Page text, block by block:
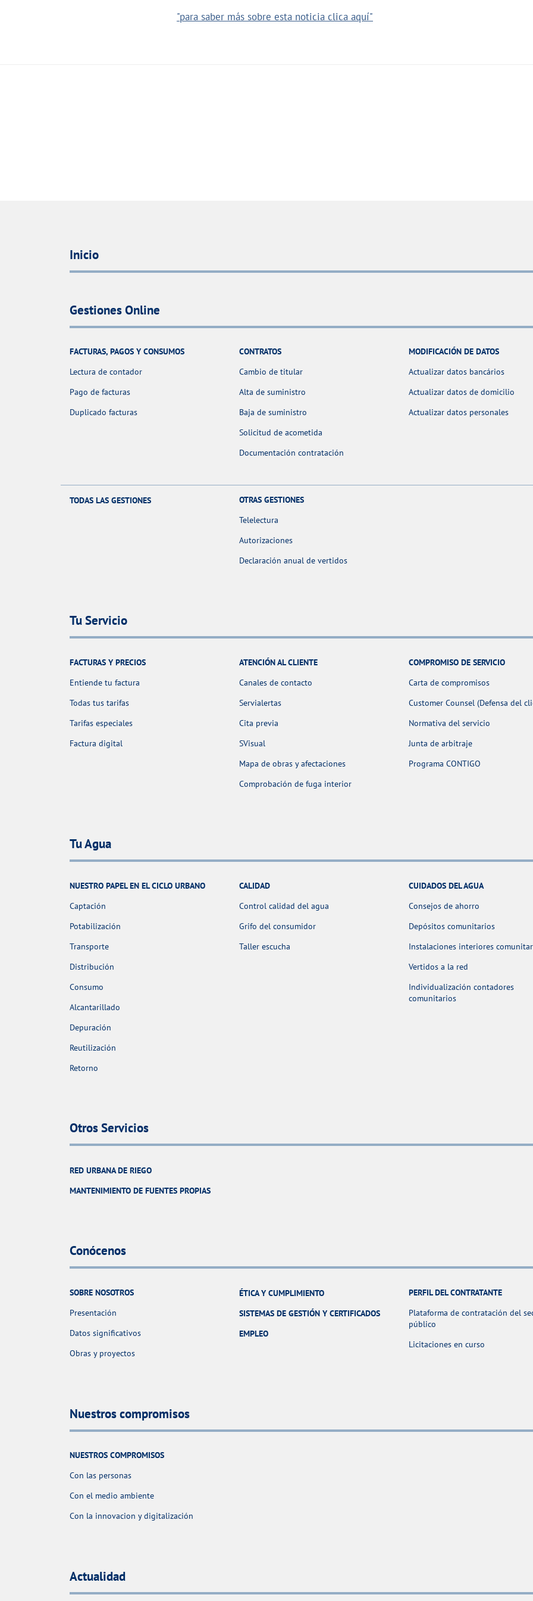
"para saber más sobre esta noticia clica aquí"
Inicio
Gestiones Online
FACTURAS, PAGOS Y CONSUMOS
Lectura de contador
Pago de facturas
Duplicado facturas
CONTRATOS
Cambio de titular
Alta de suministro
Baja de suministro
Solicitud de acometida
Documentación contratación
MODIFICACIÓN DE DATOS
Actualizar datos bancários
Actualizar datos de domicilio
Actualizar datos personales
TODAS LAS GESTIONES
OTRAS GESTIONES
Telelectura
Autorizaciones
Declaración anual de vertidos
Tu Servicio
FACTURAS Y PRECIOS
Entiende tu factura
Todas tus tarifas
Tarifas especiales
Factura digital
ATENCIÓN AL CLIENTE
Canales de contacto
Servialertas
Cita previa
SVisual
Mapa de obras y afectaciones
Comprobación de fuga interior
COMPROMISO DE SERVICIO
Carta de compromisos
Customer Counsel (Defensa del
Normativa del servicio
Junta de arbitraje
Programa CONTIGO
Tu Agua
NUESTRO PAPEL EN EL CICLO URBANO
Captación
Potabilización
Transporte
Distribución
Consumo
Alcantarillado
Depuración
Reutilización
Retorno
CALIDAD
Control calidad del agua
Grifo del consumidor
Taller escucha
CUIDADOS DEL AGUA
Consejos de ahorro
Depósitos comunitarios
Instalaciones interiores
Vertidos a la red
Individualización contadores
comunitarios
Otros Servicios
RED URBANA DE RIEGO
MANTENIMIENTO DE FUENTES PROPIAS
Conócenos
SOBRE NOSOTROS
Presentación
Datos significativos
Obras y proyectos
ÉTICA Y CUMPLIMIENTO
SISTEMAS DE GESTIÓN Y CERTIFICADOS
EMPLEO
PERFIL DEL CONTRATANTE
Plataforma de contratación del
público
Licitaciones en curso
Nuestros compromisos
NUESTROS COMPROMISOS
Con las personas
Con el medio ambiente
Con la innovacion y digitalización
Actualidad